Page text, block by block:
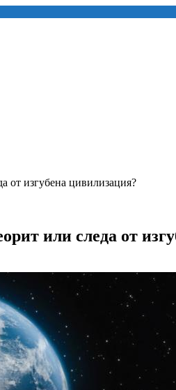
от изгубена цивилизация?
или следа от